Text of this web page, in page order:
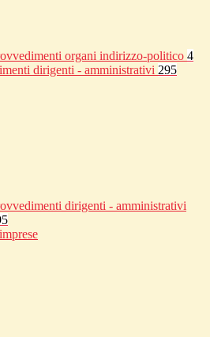
organi indirizzo-politico 4
dirigenti - amministrativi 295
dirigenti - amministrativi